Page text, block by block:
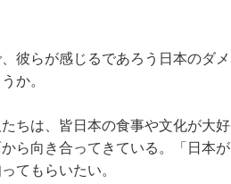
彼らが感じるであろう日本のダメ
か。
ちは、皆日本の食事や文化が大好
ら向き合ってきている。「日本が
てもらいたい。